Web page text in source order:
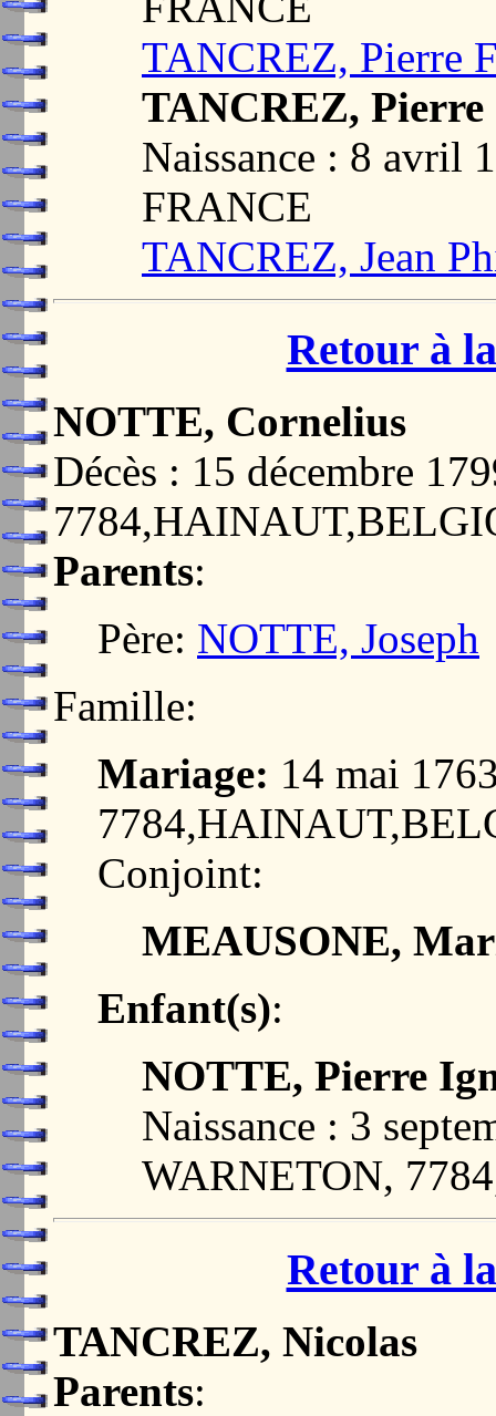
TANCREZ, Pierre
TANCREZ, Pierre
Naissance : 8 avril
FRANCE
TANCREZ, Jean
Retour à
NOTTE, Cornelius
Décès : 15 décembre
Parents:
Père: NOTTE, Joseph
Famille:
Mariage: 14 mai
Conjoint:
MEAUSONE,
Enfant(s):
NOTTE, Pierre
Naissance : 3
WARNETON,
Retour à
TANCREZ, Nicolas
Parents: